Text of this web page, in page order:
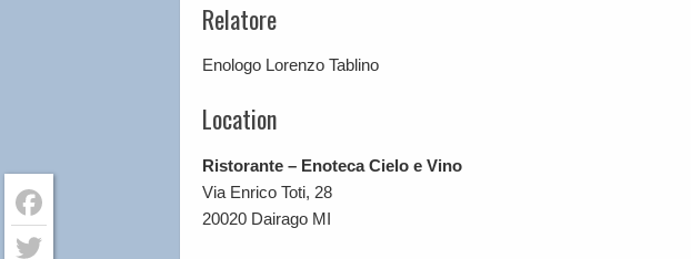
Relatore
Enologo Lorenzo Tablino
Location
Ristorante – Enoteca Cielo e Vino
Via Enrico Toti, 28
20020 Dairago MI
Facebook